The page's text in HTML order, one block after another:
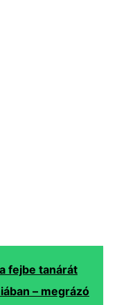
fejbe tanárát
– megrázó